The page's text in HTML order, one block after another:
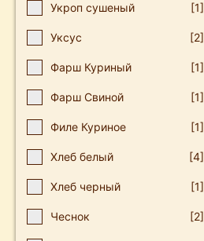
Укроп сушеный [1]
Уксус [2]
Фарш Куриный [1]
Фарш Свиной [1]
Филе Куриное [1]
Хлеб белый [4]
Хлеб черный [1]
Чеснοк [2]